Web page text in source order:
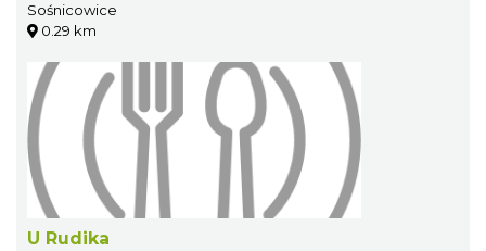
Sośnicowice
0.29 km
U Rudika